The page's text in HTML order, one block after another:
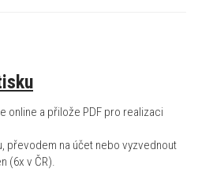
online a přilože PDF pro realizaci
převodem na účet nebo vyzvednout
(6x v ČR).